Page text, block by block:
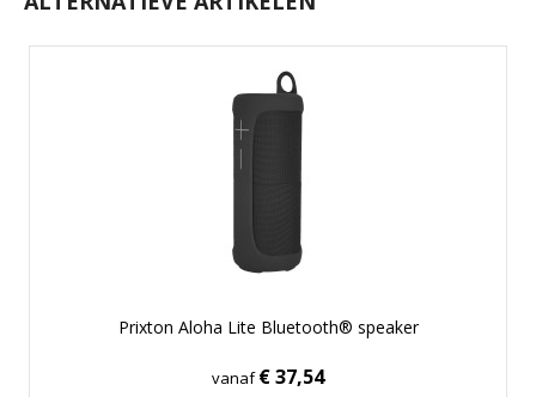
Prixton Aloha Lite Bluetooth® speaker
vanaf€ 37,54